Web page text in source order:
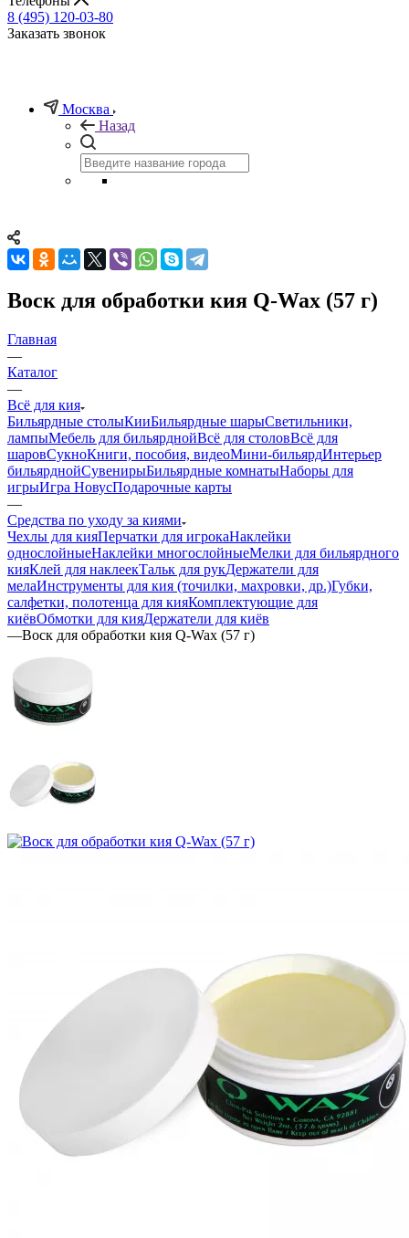
8 (495) 120-03-80
Заказать звонок
Москва
Назад
Воск для обработки кия Q-Wax (57 г)
Главная
—
Каталог
—
Всё для кия
Бильярдные столыКииБильярдные шарыСветильники,
лампыМебель для бильярднойВсё для столовВсё для
шаровСукноКниги, пособия, видеоМини-бильярдИнтерьер
бильярднойСувенирыБильярдные комнатыНаборы для
игрыИгра НовусПодарочные карты
—
Средства по уходу за киями
Чехлы для кияПерчатки для игрокаНаклейки
однослойныеНаклейки многослойныеМелки для бильярдного
кияКлей для наклеекТальк для рукДержатели для
мелаИнструменты для кия (точилки, махровки, др.)Губки,
салфетки, полотенца для кияКомплектующие для
киёвОбмотки для кияДержатели для киёв
—Воск для обработки кия Q-Wax (57 г)